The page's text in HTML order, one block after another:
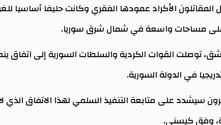
الأكراد عمودها الفقري وكانت حليفا أساسيا
على مساحات واسعة في شمال شرق سوريا.
توصلت القوات الكردية والسلطات السورية إلى اتفاق
في الدولة السورية.
سيشدد على متابعة التنفيذ السلمي لهذا الاتفاق الذي
وفق كيسني.